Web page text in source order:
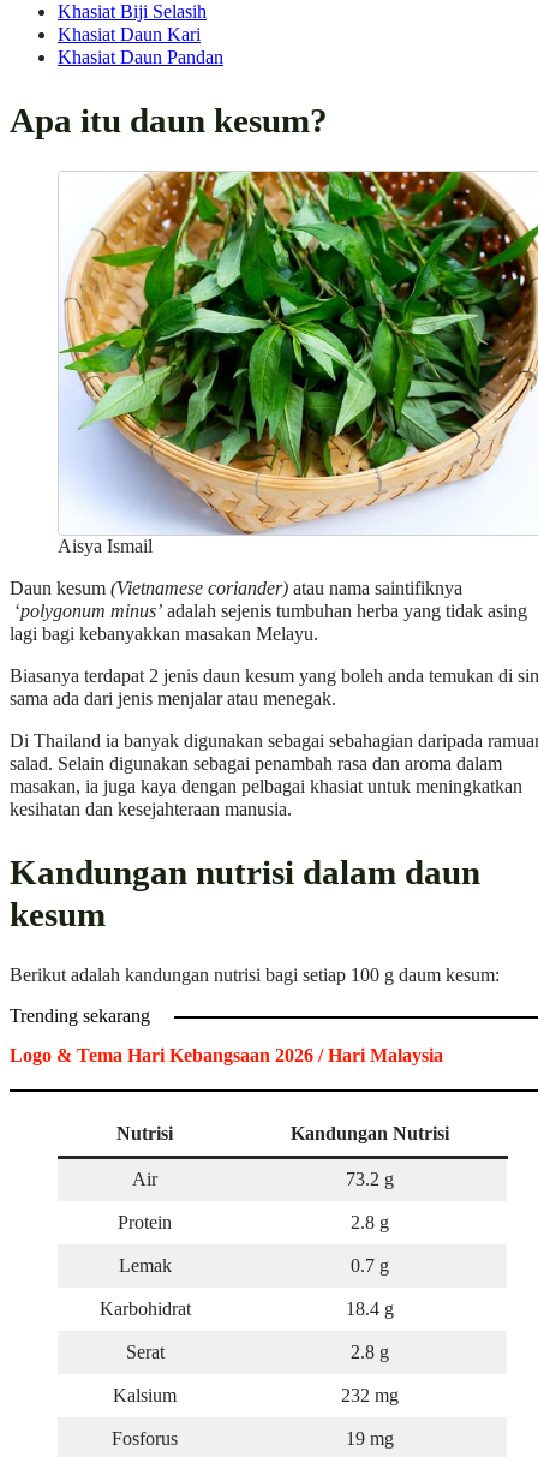
Khasiat Biji Selasih
Khasiat Daun Kari
Khasiat Daun Pandan
Apa itu daun kesum?
Aisya Ismail
Daun kesum (Vietnamese coriander) atau nama saintifiknya
‘polygonum minus’ adalah sejenis tumbuhan herba yang tidak asing
lagi bagi kebanyakkan masakan Melayu.
Biasanya terdapat 2 jenis daun kesum yang boleh anda temukan di
sama ada dari jenis menjalar atau menegak.
Di Thailand ia banyak digunakan sebagai sebahagian daripada
salad. Selain digunakan sebagai penambah rasa dan aroma dalam
masakan, ia juga kaya dengan pelbagai khasiat untuk meningkatkan
kesihatan dan kesejahteraan manusia.
Kandungan nutrisi dalam daun
kesum
Berikut adalah kandungan nutrisi bagi setiap 100 g daum kesum:
Trending sekarang
Logo & Tema Hari Kebangsaan 2026 / Hari Malaysia
Nutrisi Kandungan Nutrisi
Air
73.2 g
Protein
2.8 g
Lemak
0.7 g
Karbohidrat
18.4 g
Serat
2.8 g
Kalsium
232 mg
Fosforus
19 mg